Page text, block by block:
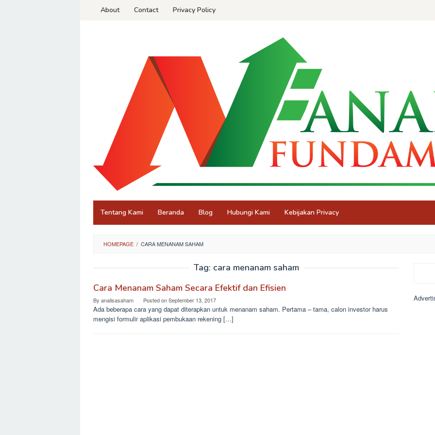
About Contact Privacy Policy
Tentang Kami Beranda Blog Hubungi Kami Kebijakan Privacy
HOMEPAGE / CARA MENANAM SAHAM
Tag: cara menanam saham
Cara Menanam Saham Secara Efektif dan Efisien
By analisasaham Posted onSeptember 13, 2017
Ada beberapa cara yang dapat diterapkan untuk menanam saham. Pertama – tama, calon investor harus
mengisi formulir aplikasi pembukaan rekening […]